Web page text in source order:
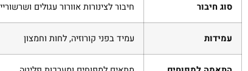
סוג חיבור חיבור לצינורות אוורור עגולים
עמידות עמיד בפני קורוזיה, לחות וחמצון